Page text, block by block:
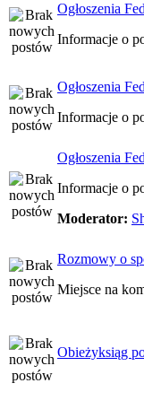
Ogłoszenia
Informacje o
Ogłoszenia
Informacje o
Ogłoszenia
Informacje o
Moderator:
Rozmowy o
Miejsce na
Obieżyksiąg